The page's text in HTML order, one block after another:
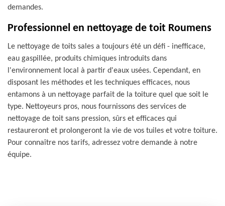
demandes.
Professionnel en nettoyage de toit Roumens
Le nettoyage de toits sales a toujours été un défi - inefficace,
eau gaspillée, produits chimiques introduits dans
l'environnement local à partir d'eaux usées. Cependant, en
disposant les méthodes et les techniques efficaces, nous
entamons à un nettoyage parfait de la toiture quel que soit le
type. Nettoyeurs pros, nous fournissons des services de
nettoyage de toit sans pression, sûrs et efficaces qui
restaureront et prolongeront la vie de vos tuiles et votre toiture.
Pour connaître nos tarifs, adressez votre demande à notre
équipe.